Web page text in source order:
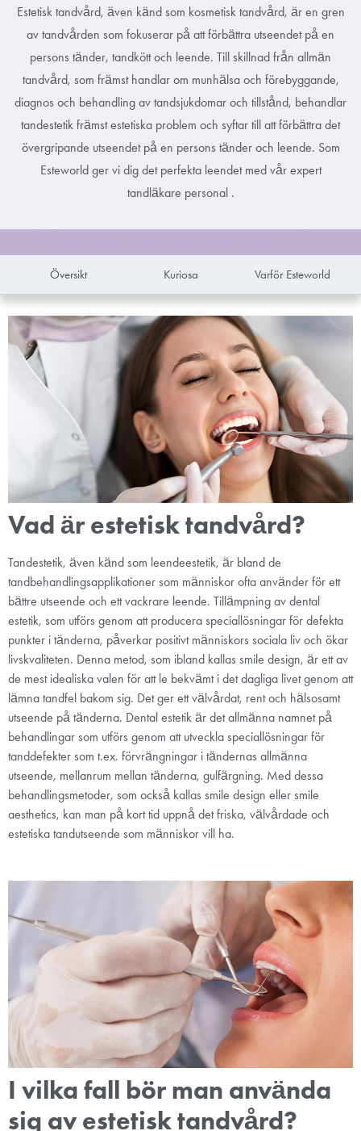
Estetisk tandvård, även känd som kosmetisk tandvård, är en gren
av tandvården som fokuserar på att förbättra utseendet på en
persons tänder, tandkött och leende. Till skillnad från allmän
tandvård, som främst handlar om munhälsa och förebyggande,
diagnos och behandling av tandsjukdomar och tillstånd, behandlar
tandestetik främst estetiska problem och syftar till att förbättra det
övergripande utseendet på en persons tänder och leende. Som
Esteworld ger vi dig det perfekta leendet med vår expert
tandläkare personal .
Översikt Kuriosa Varför Esteworld
Vad är estetisk tandvård?
Tandestetik, även känd som leendeestetik, är bland de
tandbehandlingsapplikationer som människor ofta använder för ett
bättre utseende och ett vackrare leende. Tillämpning av dental
estetik, som utförs genom att producera speciallösningar för defekta
punkter i tänderna, påverkar positivt människors sociala liv och ökar
livskvaliteten. Denna metod, som ibland kallas smile design, är ett av
de mest idealiska valen för att le bekvämt i det dagliga livet genom att
lämna tandfel bakom sig. Det ger ett välvårdat, rent och hälsosamt
utseende på tänderna. Dental estetik är det allmänna namnet på
behandlingar som utförs genom att utveckla speciallösningar för
tanddefekter som t.ex. förvrängningar i tändernas allmänna
utseende, mellanrum mellan tänderna, gulfärgning. Med dessa
behandlingsmetoder, som också kallas smile design eller smile
aesthetics, kan man på kort tid uppnå det friska, välvårdade och
estetiska tandutseende som människor vill ha.
I vilka fall bör man använda
sig av estetisk tandvård?